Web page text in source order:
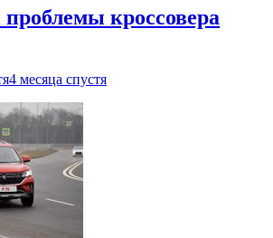
кроссовера
4 месяца спустя